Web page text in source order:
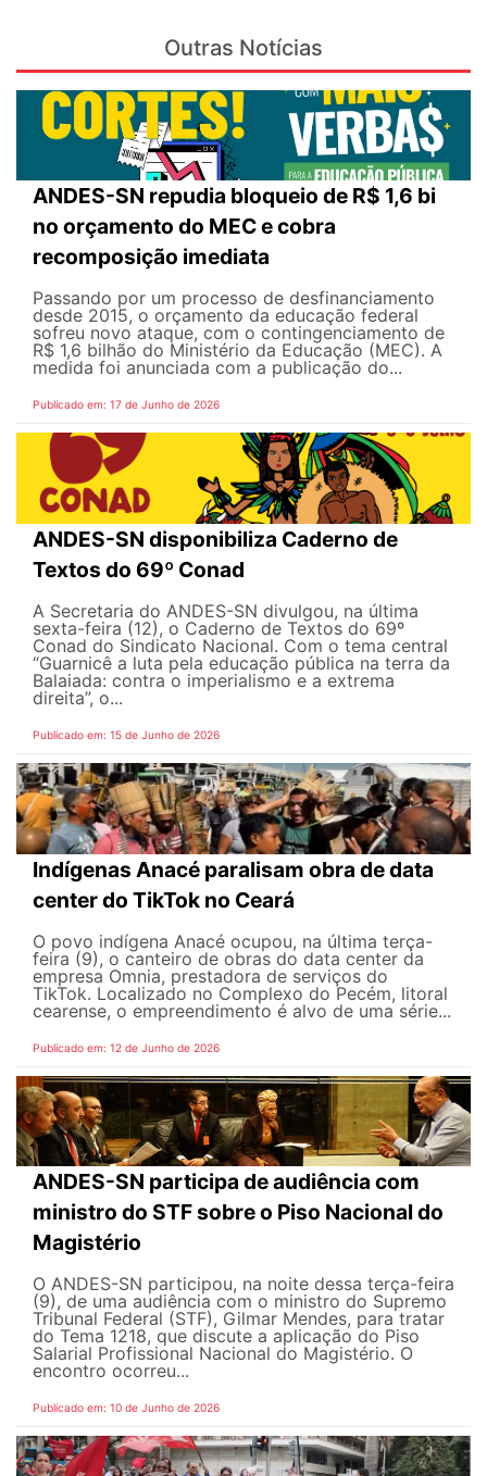
Outras Notícias
ANDES-SN repudia bloqueio de R$ 1,6 bi
no orçamento do MEC e cobra
recomposição imediata
Passando por um processo de desfinanciamento
desde 2015, o orçamento da educação federal
sofreu novo ataque, com o contingenciamento de
R$ 1,6 bilhão do Ministério da Educação (MEC). A
medida foi anunciada com a publicação do...
Publicado em: 17 de Junho de 2026
ANDES-SN disponibiliza Caderno de
Textos do 69º Conad
A Secretaria do ANDES-SN divulgou, na última
sexta-feira (12), o Caderno de Textos do 69º
Conad do Sindicato Nacional. Com o tema central
“Guarnicê a luta pela educação pública na terra da
Balaiada: contra o imperialismo e a extrema
direita”, o...
Publicado em: 15 de Junho de 2026
Indígenas Anacé paralisam obra de data
center do TikTok no Ceará
O povo indígena Anacé ocupou, na última terça-
feira (9), o canteiro de obras do data center da
empresa Omnia, prestadora de serviços do
TikTok. Localizado no Complexo do Pecém, litoral
cearense, o empreendimento é alvo de uma série...
Publicado em: 12 de Junho de 2026
ANDES-SN participa de audiência com
ministro do STF sobre o Piso Nacional do
Magistério
O ANDES-SN participou, na noite dessa terça-feira
(9), de uma audiência com o ministro do Supremo
Tribunal Federal (STF), Gilmar Mendes, para tratar
do Tema 1218, que discute a aplicação do Piso
Salarial Profissional Nacional do Magistério. O
encontro ocorreu...
Publicado em: 10 de Junho de 2026